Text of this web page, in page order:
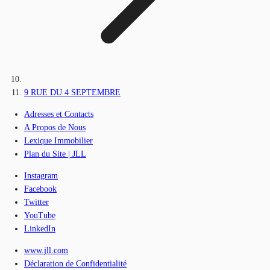
9 RUE DU 4 SEPTEMBRE
Adresses et Contacts
A Propos de Nous
Lexique Immobilier
Plan du Site | JLL
Instagram
Facebook
Twitter
YouTube
LinkedIn
www.jll.com
Déclaration de Confidentialité